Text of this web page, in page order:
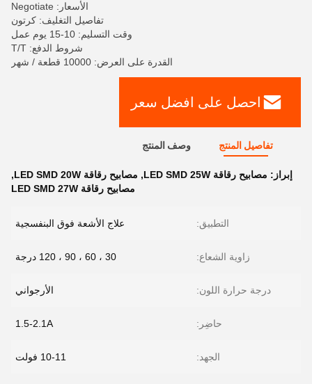
الأسعار: Negotiate
تفاصيل التغليف: كرتون
وقت التسليم: 10-15 يوم عمل
شروط الدفع: T/T
القدرة على العرض: 10000 قطعة / شهر
احصل على افضل سعر
تفاصيل المنتج وصف المنتج
إبراز: مصابيح رقاقة LED SMD 25W , مصابيح رقاقة LED SMD 20W
,
مصابيح رقاقة LED SMD 27W
التطبيق: علاج الأشعة فوق البنفسجية
زاوية الشعاع: 30 ، 60 ، 90 ، 120 درجة
درجة حرارة اللون: الأرجواني
حاضِر: 1.5-2.1A
الجهد: 10-11 فولت